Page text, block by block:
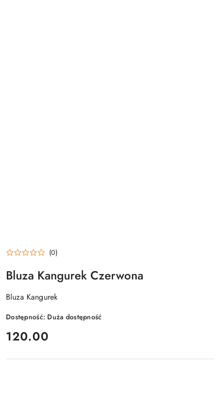
(0)
Bluza Kangurek Czerwona
Bluza Kangurek
Dostępność: Duża dostępność
cena:
120.00